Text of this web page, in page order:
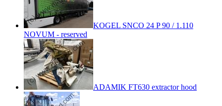
KOGEL SNCO 24 P 90 / 1.110
NOVUM - reserved
ADAMIK FT630 extractor hood